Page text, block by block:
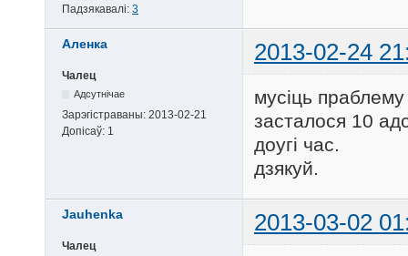
Падзякавалі: 3
Aленка 2013-02-24
Чалец
Адсутнічае
Зарэгістраваны: 2013-02-21
Допісаў: 1
мусiць
засталося 10
доугi час.
дзякуй.
Jauhenka 2013-03-02
Чалец